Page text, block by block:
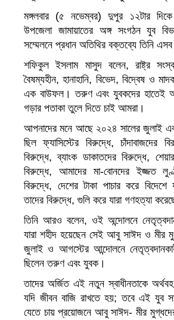
মঙ্গলবার (৫ নভেম্বর) দুপুর ১২টার দিকে
উপজেলা জামায়াতের অঙ্গ সংগঠন যুব
সম্মেলনে প্রধান অতিথির বক্তব্যে তিনি
শফিকুল ইসলাম মাসুদ বলেন, রাষ্ট্র
বৈষম্যহীন, হানাহানি, বিভেদ, বিদ্বেষ ও
এক বাউফল। তরুণ এবং যুবকদের হাতেই
গড়ার পতাকা তুলে দিতে চাই আমরা।
আপনাদের মনে আছে ২০২৪ সালের জুলাই
ছিল ফ্যাসিস্টের বিরুদ্ধে, চাঁদাবাজদের
বিরুদ্ধে, ব্যাংক ডাকাতদের বিরুদ্ধে,
বিরুদ্ধে, আমাদের মা-বোনদের ইজ্জত
বিরুদ্ধে, দেশের টাকা পাচার করে বিদেশে
তাদের বিরুদ্ধে, গুলি করে যারা গণহত্যা
তিনি আরও বলেন, ওই অন্দোলনে
যারা শহীদ হয়েছেন সেই আবু সাঈদ ও মীর
জুলাই ও আগস্টের আন্দোলনে
ছিলেন তরুণ এবং যুবক।
তাদের অর্জিত এই নতুন স্বাধীনতাকে
যদি জীবন বাজি রাখতে হয়; তবে এই যুব
যেতে চায় প্রয়োজনে আবু সাঈদ- মীর